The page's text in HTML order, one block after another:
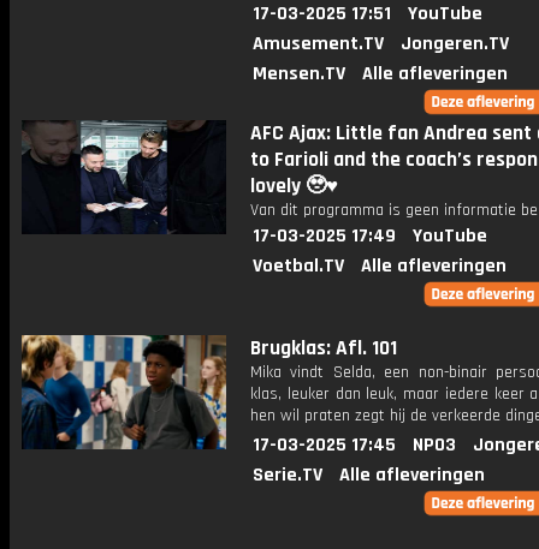
17-03-2025 17:51
YouTube
Amusement.TV
Jongeren.TV
Mensen.TV
Alle afleveringen
AFC Ajax: Little fan Andrea
to Farioli and the coach’s
lovely 🥹♥️
Van dit programma is geen informatie
17-03-2025 17:49
YouTube
Voetbal.TV
Alle afleveringen
Brugklas: Afl. 101
Mika vindt Selda, een non-binair
klas, leuker dan leuk, maar iedere keer
hen wil praten zegt hij de verkeerde
17-03-2025 17:45 NPO3
Serie.TV
Alle afleveringen